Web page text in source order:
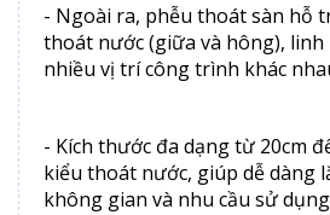
- Ngoài ra, phễu thoát sàn hỗ
thoát nước (giữa và hông), linh
nhiều vị trí công trình khác
- Kích thước đa dạng từ 20cm
kiểu thoát nước, giúp dễ dàng
không gian và nhu cầu sử